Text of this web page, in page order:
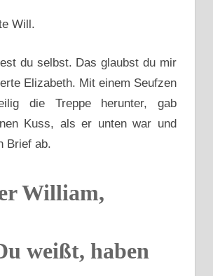
Will.
du selbst. Das glaubst du mir
Elizabeth. Mit einem Seufzen
die Treppe herunter, gab
Kuss, als er unten war und
Brief ab.
William,
weißt, haben